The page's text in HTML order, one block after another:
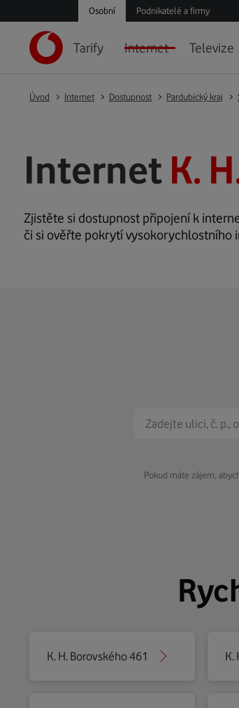
Osobní Podnikatelé a firmy
Tarify Internet Televize
Úvod Internet Dostupnost Pardubický kraj
Internet K.
Zjistěte si dostupnost připojení k
či si ověřte pokrytí vysokorychlostního
Pokud máte zájem,
K. H. Borovského 461 K.